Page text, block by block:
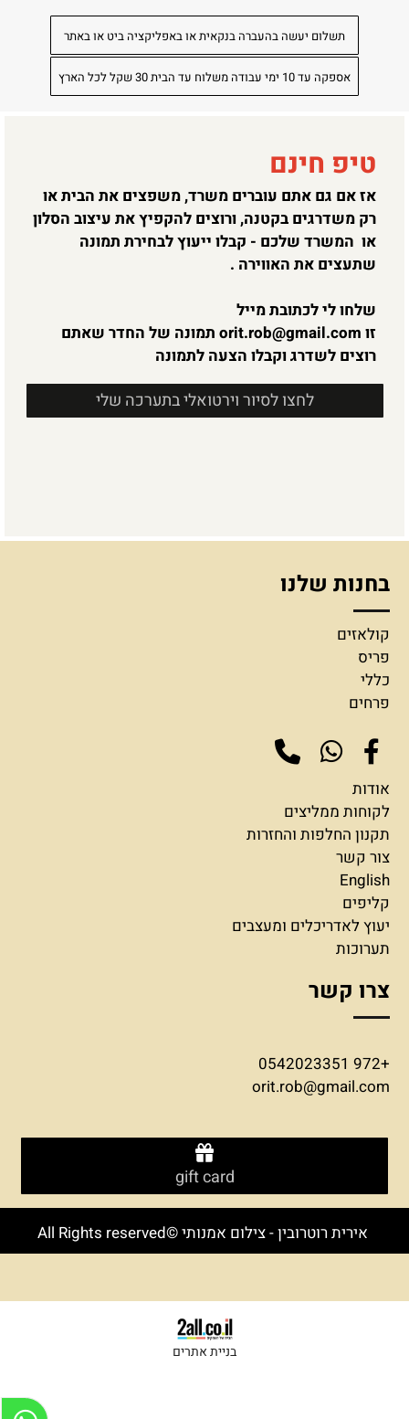
תשלום יעשה בהעברה בנקאית או באפליקציה ביט או באתר
אספקה עד 10 ימי עבודה משלוח עד הבית 30 שקל לכל הארץ
טיפ חינם
אז אם גם אתם עוברים משרד, משפצים את הבית או
רק משדרגים בקטנה, ורוצים להקפיץ את עיצוב הסלון
או המשרד שלכם - קבלו ייעוץ לבחירת תמונה
שתעצים את האווירה .
שלחו לי לכתובת מייל
זו orit.rob@gmail.com תמונה של החדר שאתם
רוצים לשדרג וקבלו הצעה לתמונה
לחצו לסיור וירטואלי בתערכה שלי
בחנות שלנו
קולאזים
פריס
כללי
פרחים
אודות
לקוחות ממליצים
תקנון החלפות והחזרות
צור קשר
English
קליפים
יעוץ לאדריכלים ומעצבים
תערוכות
צרו קשר
+972 0542023351
orit.rob@gmail.com
gift card
אירית רוטרובין - צילום אמנותי ©All Rights reserved
בניית אתרים